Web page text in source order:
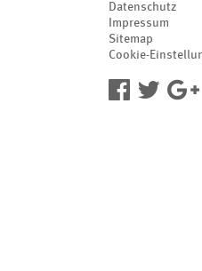
Datenschutz
Impressum
Sitemap
Cookie-